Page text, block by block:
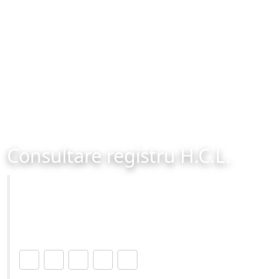
Consultare registru H.C.L.